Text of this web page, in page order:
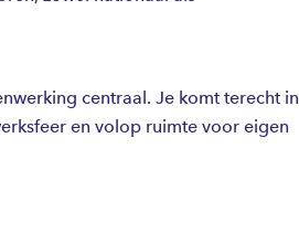
centraal. Je komt terecht in
en volop ruimte voor eigen